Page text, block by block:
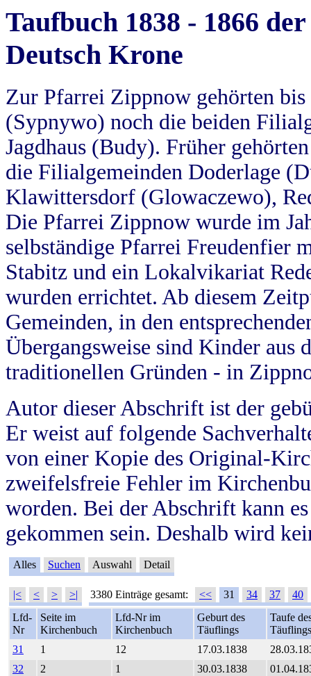
Taufbuch 1838 - 1866
Deutsch Krone
Zur Pfarrei Zippnow gehörten
(Sypnywo) noch die beiden
Jagdhaus (Budy). Früher
die Filialgemeinden Doderlage
Klawittersdorf (Glowaczewo),
Die Pfarrei Zippnow wurde im
selbständige Pfarrei Freudenfier
Stabitz und ein Lokalvikariat
wurden errichtet. Ab diesem
Gemeinden, in den
Übergangsweise sind Kinder aus
traditionellen Gründen - in
Autor dieser Abschrift ist der
Er weist auf folgende
von einer Kopie des Original-
zweifelsfreie Fehler im
worden. Bei der Abschrift kann
gekommen sein. Deshalb wird
Alles Suchen Auswahl Detail
|< < > >| 3380 Einträge gesamt: << 31 34 37
40
Lfd-
Nr
Seite im
Kirchenbuch
Lfd-Nr im
Kirchenbuch
Geburt des
Täuflings
Taufe
Täuflings
31
1 12 17.03.1838
32
2 1 30.03.1838